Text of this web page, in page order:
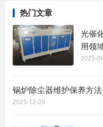
热门文章
光催
用领
2025-
锅炉除尘器维护保养方法
2025-12-29